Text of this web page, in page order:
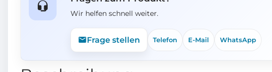
Wir helfen schnell weiter.
Frage stellen Telefon E-Mail WhatsApp